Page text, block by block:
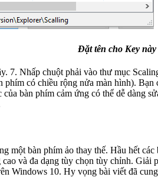
Đặt tên cho Key
vào
chiều rộng nửa màn hình). Bạn cũng có
một bàn phím ảo thay thế. Hầu hết
và đa dạng tùy chọn tùy chỉnh.
Windows 10. Hy vọng bài viết đã